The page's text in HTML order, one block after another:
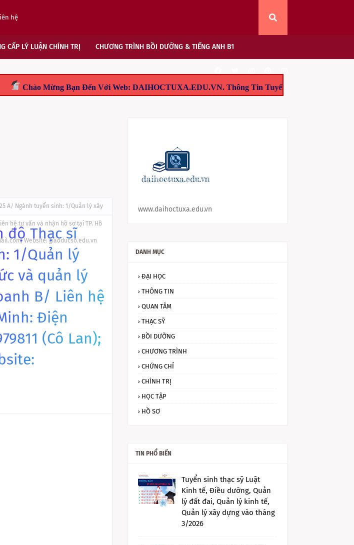
hệ
CẤP LÝ LUẬN CHÍNH TRỊ CHƯƠNG TRÌNH BỒI DƯỠNG & TIẾNG ANH B1
Mừng Bạn Đến Với Web: DAIHOCTUXA.EDU.VN. Thông Tin Tuyển Sinh - Đào Tạo Tại
A/ Ngành tuyển sinh: 1/Quản lý xây
hệ tư vấn và nhận hồ sơ tại TP. Hồ
Website: giaoducso.edu.vn
độ Thạc sĩ
1/Quản lý
và quản lý
B/ Liên hệ
Điện
(Cô Lan);
www.daihoctuxa.edu.vn
DANH MỤC
ĐẠI HỌC
THÔNG TIN
QUAN TÂM
THẠC SỸ
BỒI DƯỠNG
CHƯƠNG TRÌNH
CHỨNG CHỈ
CHÍNH TRỊ
HỌC TẬP
HỒ SƠ
TIN PHỔ BIẾN
Tuyển sinh thạc sỹ Luật
Kinh tế, Điều dưỡng, Quản
lý đất đai, Quản lý kinh tế,
Quản lý xây dựng vào tháng
3/2026